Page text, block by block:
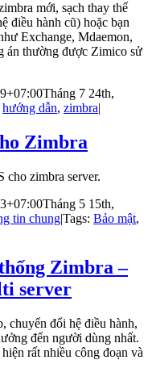
mới, sạch thay thế
điều hành cũ) hoặc bạn
Exchange, Mdaemon,
án thường được Zimico sử
Tháng 7 24th,
hướng dẫn, zimbra|
Zimbra
cho zimbra server.
Tháng 5 15th,
tin chung|Tags: Bảo mật,
Zimbra –
server
chuyển đổi hệ điều hành,
đến người dùng nhất.
rất nhiều công đoạn và